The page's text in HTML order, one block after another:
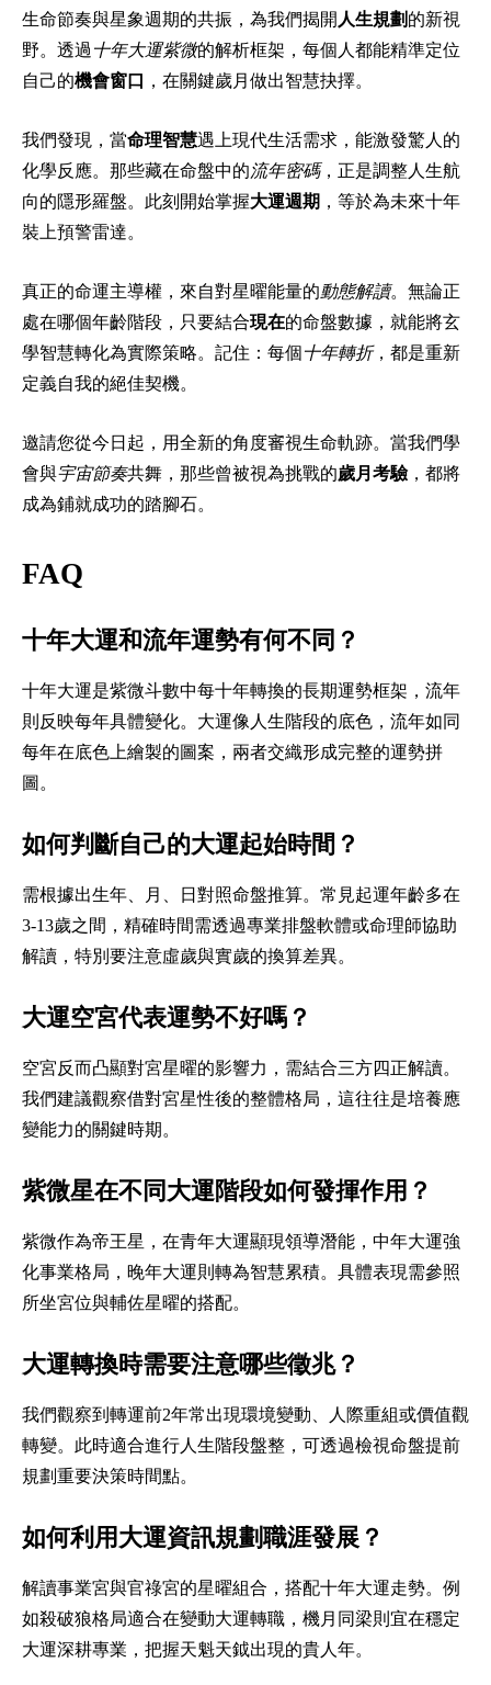
生命節奏與星象週期的共振，為我們揭開 人生規劃 的新視
野。透過 十年大運紫微的解析框架，每個人都能精準定位
自己的機會窗口 ，在關鍵歲月做出智慧抉擇。
我們發現，當命理智慧遇上現代生活需求，能激發驚人的
化學反應。那些藏在命盤中的流年密碼，正是調整人生航
向的隱形羅盤。此刻開始掌握大運週期 ，等於為未來十年
裝上預警雷達。
真正的命運主導權，來自對星曜能量的動態解讀。無論正
處在哪個年齡階段，只要結合現在的命盤數據，就能將玄
學智慧轉化為實際策略。記住：每個十年轉折，都是重新
定義自我的絕佳契機。
邀請您從今日起，用全新的角度審視生命軌跡。當我們學
會與宇宙節奏共舞，那些曾被視為挑戰的歲月考驗，都將
成為鋪就成功的踏腳石。
FAQ
十年大運和流年運勢有何不同？
十年大運是紫微斗數中每十年轉換的長期運勢框架，流年
則反映每年具體變化。大運像人生階段的底色，流年如同
每年在底色上繪製的圖案，兩者交織形成完整的運勢拼
圖。
如何判斷自己的大運起始時間？
需根據出生年、月、日對照命盤推算。常見起運年齡多在
3-13歲之間，精確時間需透過專業排盤軟體或命理師協助
解讀，特別要注意虛歲與實歲的換算差異。
大運空宮代表運勢不好嗎？
空宮反而凸顯對宮星曜的影響力，需結合三方四正解讀。
我們建議觀察借對宮星性後的整體格局，這往往是培養應
變能力的關鍵時期。
紫微星在不同大運階段如何發揮作用？
紫微作為帝王星，在青年大運顯現領導潛能，中年大運強
化事業格局，晚年大運則轉為智慧累積。具體表現需參照
所坐宮位與輔佐星曜的搭配。
大運轉換時需要注意哪些徵兆？
我們觀察到轉運前2年常出現環境變動、人際重組或價值觀
轉變。此時適合進行人生階段盤整，可透過檢視命盤提前
規劃重要決策時間點。
如何利用大運資訊規劃職涯發展？
解讀事業宮與官祿宮的星曜組合，搭配十年大運走勢。例
如殺破狼格局適合在變動大運轉職，機月同梁則宜在穩定
大運深耕專業，把握天魁天鉞出現的貴人年。